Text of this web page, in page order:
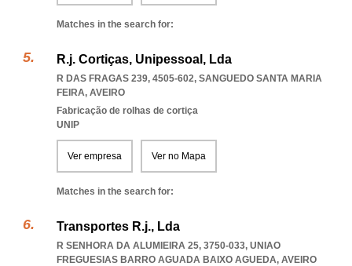
Matches in the search for:
R.j. Cortiças, Unipessoal, Lda
R DAS FRAGAS 239, 4505-602, SANGUEDO SANTA MARIA
FEIRA, AVEIRO
Fabricação de rolhas de cortiça
UNIP
Ver empresa Ver no Mapa
Matches in the search for:
Transportes R.j., Lda
R SENHORA DA ALUMIEIRA 25, 3750-033, UNIAO
FREGUESIAS BARRO AGUADA BAIXO AGUEDA, AVEIRO